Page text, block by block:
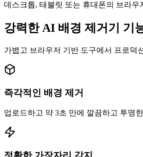
데스크톱, 태블릿 또는 휴대폰의 브라
강력한 AI 배경 제거기 기
가볍고 브라우저 기반 도구에서 프로덕
즉각적인 배경 제거
업로드하고 약 3초 만에 깔끔하고 투명